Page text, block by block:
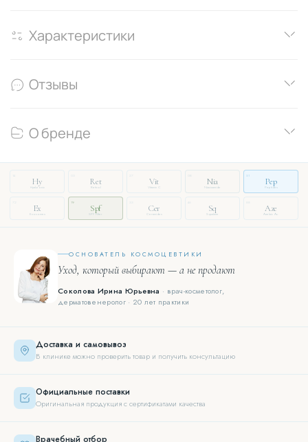
Характеристики
Отзывы
О бренде
14
Hy
Hyaluronic
Ret
Retinol
Vit
Vitamin C
Nia
Niacinamide
51
Pep
Peptides
Ex
Exosomes
19
Spf
SPF Filter
Cer
Ceramides
46
Sq
Squalane
Aze
Azelaic Ac.
ОСНОВАТЕЛЬ КОСМОЦЕВТИКИ
Уход, который выбирают — а не продают
Соколова Ирина Юрьевна · врач-косметолог,
дерматовенеролог · 20 лет практики
Доставка и самовывоз
В клинике можно проверить товар и получить консультацию
Официальные поставки
Оригинальная продукция с сертификатами качества
Врачебный отбор